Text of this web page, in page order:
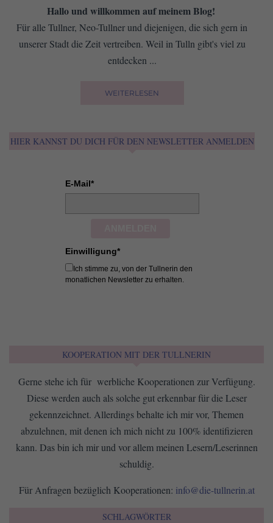
Hallo und willkommen auf meinem Blog!
Für alle Tullner, Neo-Tullner und diejenigen, die sich gern in
unserer Stadt die Zeit vertreiben. Weil in Tulln gibt's viel zu
entdecken ...
WEITERLESEN
HIER KANNST DU DICH FÜR DEN NEWSLETTER ANMELDEN
E-Mail*
Einwilligung*
Ich stimme zu, von der Tullnerin den
monatlichen Newsletter zu erhalten.
KOOPERATION MIT DER TULLNERIN
Gerne stehe ich für werbliche Kooperationen zur Verfügung.
Diese werden auch als solche gut erkennbar für die Leser
gekennzeichnet. Allerdings behalte ich mir vor, Themen
abzulehnen, mit denen ich mich nicht zu 100% identifizieren
kann. Das bin ich mir und vor allem meinen Lesern/Leserinnen
schuldig.
Für Anfragen bezüglich Kooperationen: info@die-tullnerin.at
SCHLAGWÖRTER